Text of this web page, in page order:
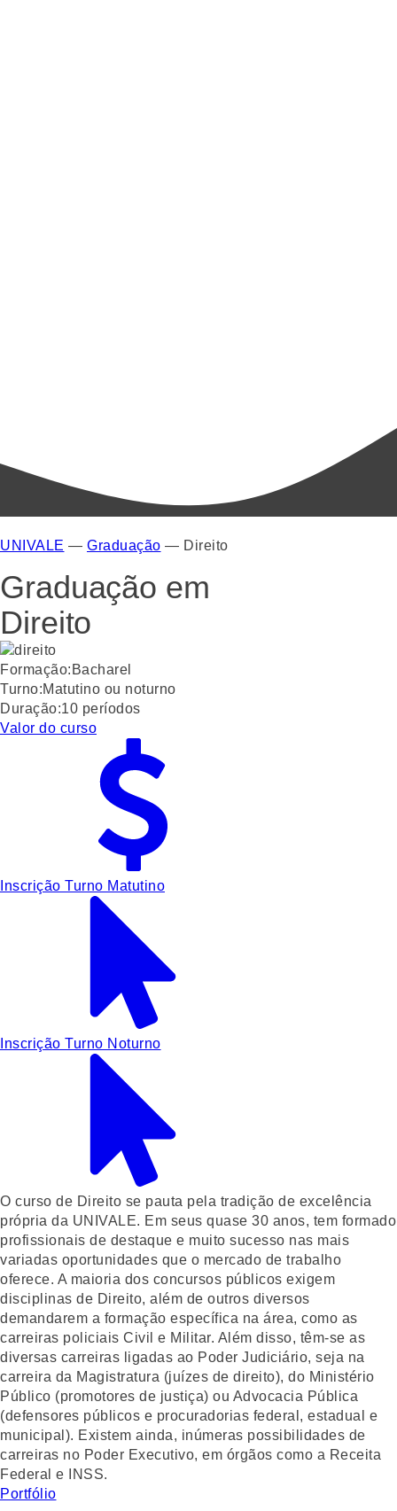
UNIVALE — Graduação — Direito
Graduação em
Direito
Formação: Bacharel
Turno:Matutino ou noturno
Duração:10 períodos
Valor do curso
Inscrição Turno Matutino
Inscrição Turno Noturno
O curso de Direito se pauta pela tradição de excelência
própria da UNIVALE. Em seus quase 30 anos, tem formado
profissionais de destaque e muito sucesso nas mais
variadas oportunidades que o mercado de trabalho
oferece. A maioria dos concursos públicos exigem
disciplinas de Direito, além de outros diversos
demandarem a formação específica na área, como as
carreiras policiais Civil e Militar. Além disso, têm-se as
diversas carreiras ligadas ao Poder Judiciário, seja na
carreira da Magistratura (juízes de direito), do Ministério
Público (promotores de justiça) ou Advocacia Pública
(defensores públicos e procuradorias federal, estadual e
municipal). Existem ainda, inúmeras possibilidades de
carreiras no Poder Executivo, em órgãos como a Receita
Federal e INSS.
Portfólio